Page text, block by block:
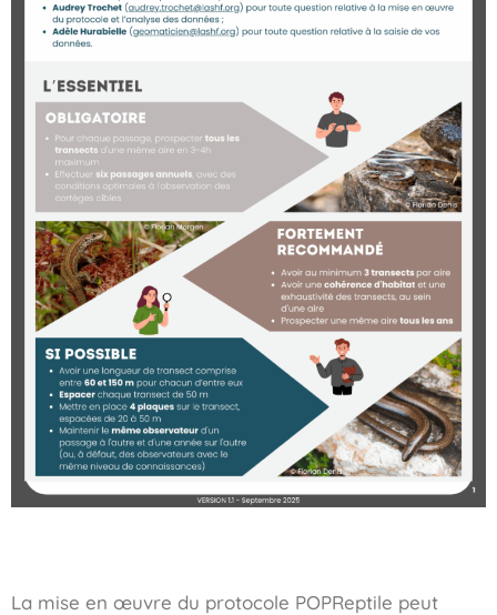
La mise en œuvre du protocole POPReptile peut